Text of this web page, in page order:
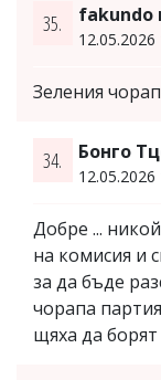
35. fakundo
12.05.2026
Зеления
34. Бонго
12.05.2026
Добре ...
на комисия и
за да бъде
чорапа
щяха да